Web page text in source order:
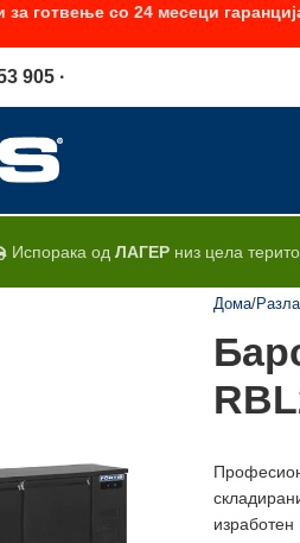
905 ·
Испорака од ЛАГЕРниз цела
Дома
готвење со 24 месеци